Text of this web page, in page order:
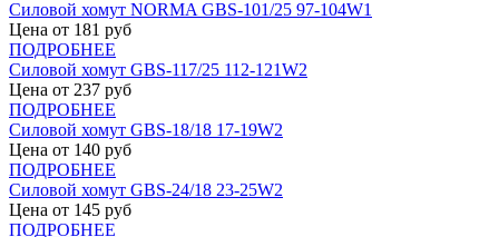
Силовой хомут NORMA GBS-101/25 97-104W1
Цена от 181 руб
ПОДРОБНЕЕ
Силовой хомут GBS-117/25 112-121W2
Цена от 237 руб
ПОДРОБНЕЕ
Силовой хомут GBS-18/18 17-19W2
Цена от 140 руб
ПОДРОБНЕЕ
Силовой хомут GBS-24/18 23-25W2
Цена от 145 руб
ПОДРОБНЕЕ